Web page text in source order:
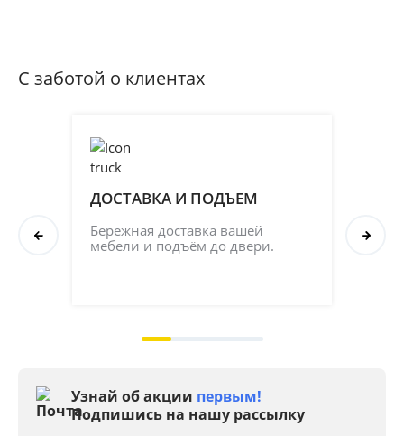
С заботой о клиентах
ДОСТАВКА И ПОДЪЕМ
Бережная доставка вашей
мебели и подъём до двери.
Узнай об акции первым!
Подпишись на нашу рассылку